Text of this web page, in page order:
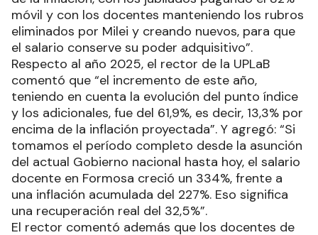
móvil y con los docentes manteniendo los rubros
eliminados por Milei y creando nuevos, para que
el salario conserve su poder adquisitivo”.
Respecto al año 2025, el rector de la UPLaB
comentó que “el incremento de este año,
teniendo en cuenta la evolución del punto índice
y los adicionales, fue del 61,9%, es decir, 13,3% por
encima de la inflación proyectada”. Y agregó: “Si
tomamos el período completo desde la asunción
del actual Gobierno nacional hasta hoy, el salario
docente en Formosa creció un 334%, frente a
una inflación acumulada del 227%. Eso significa
una recuperación real del 32,5%”.
El rector comentó además que los docentes de